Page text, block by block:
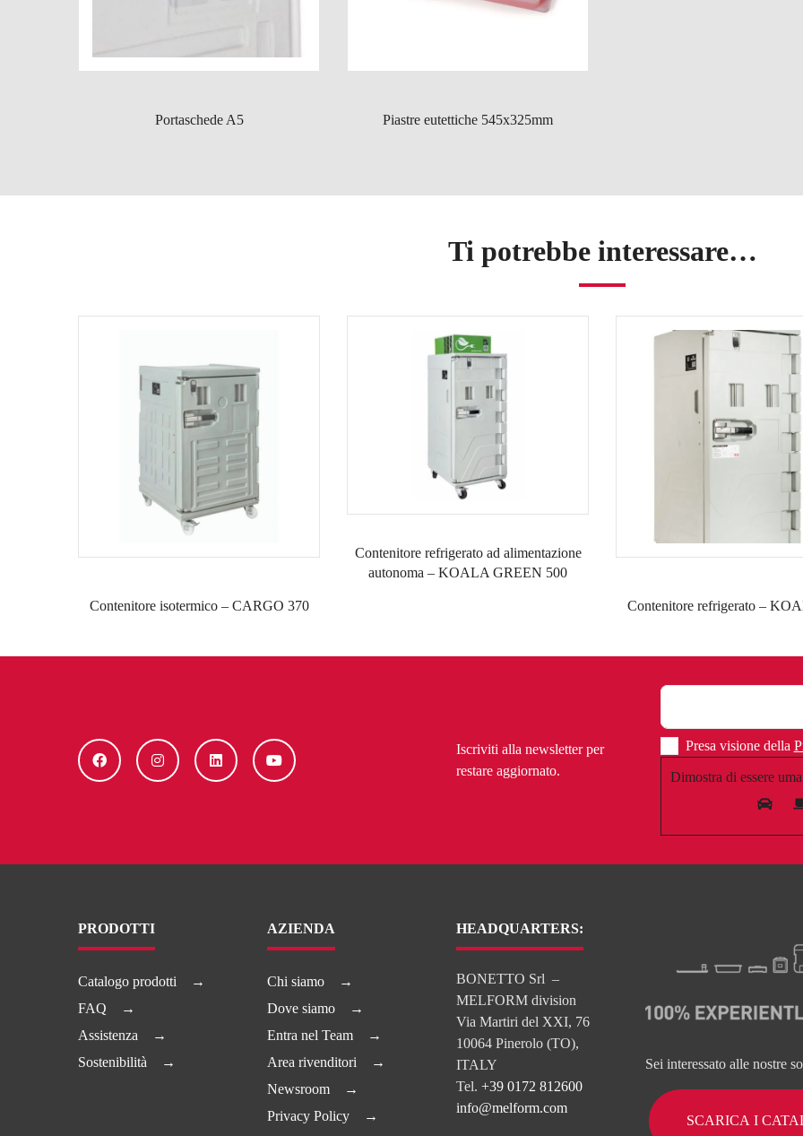
Portaschede A5 Piastre eutettiche 545x325mm
Ti potrebbe interessare…
Contenitore isotermico – CARGO 370
Contenitore refrigerato ad alimentazione
autonoma – KOALA GREEN 500
Contenitore refrigerato –
Iscriviti alla newsletter per
restare aggiornato.
Presa visione della
Dimostra di essere
PRODOTTI
Catalogo prodotti
FAQ
Assistenza
Sostenibilità
AZIENDA
Chi siamo
Dove siamo
Entra nel Team
Area rivenditori
Newsroom
Privacy Policy
HEADQUARTERS:
BONETTO Srl –
MELFORM division
Via Martiri del XXI, 76
10064 Pinerolo (TO),
ITALY
Tel. +39 0172 812600
info@melform.com
Sei interessato alle nostre
SCARICA I